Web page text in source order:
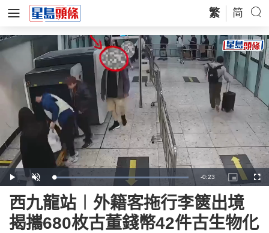
繁 简
Play Unmute Loaded:
100.00%
Remaining
Time
-0:23
Picture-
in-
西九龍站︱外籍客拖行李篋出境
揭攜680枚古董錢幣42件古生物化